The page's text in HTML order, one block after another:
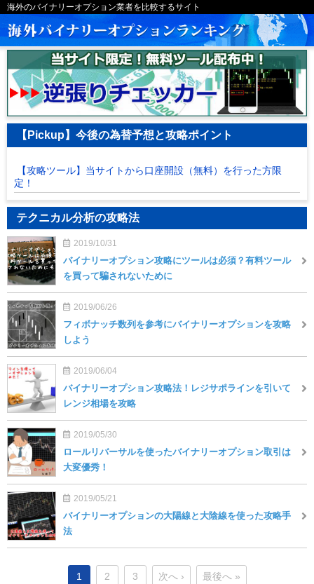
海外のバイナリーオプション業者を比較するサイト
【Pickup】今後の為替予想と攻略ポイント
【攻略ツール】当サイトから口座開設（無料）を行った方限
定！
テクニカル分析の攻略法
2019/10/31
バイナリーオプション攻略にツールは必須？有料ツール
を買って騙されないために
2019/06/26
フィボナッチ数列を参考にバイナリーオプションを攻略
しよう
2019/06/04
バイナリーオプション攻略法！レジサポラインを引いて
レンジ相場を攻略
2019/05/30
ロールリバーサルを使ったバイナリーオプション取引は
大変優秀！
2019/05/21
バイナリーオプションの大陽線と大陰線を使った攻略手
法
1 2 3 次へ › 最後へ »